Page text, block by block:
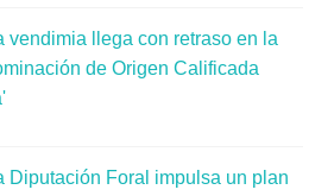
vendimia llega con retraso en la
de Origen Calificada
Diputación Foral impulsa un plan